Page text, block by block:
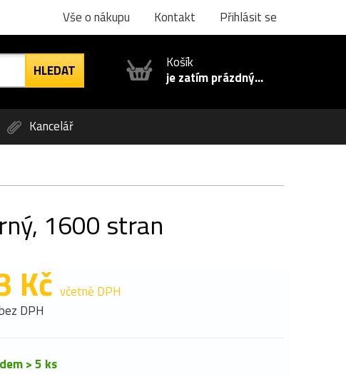
Vše o nákupu Kontakt Přihlásit se
Košík
je zatím prázdný...
Kancelář
1600 stran
Kč včetně DPH
DPH
> 5 ks